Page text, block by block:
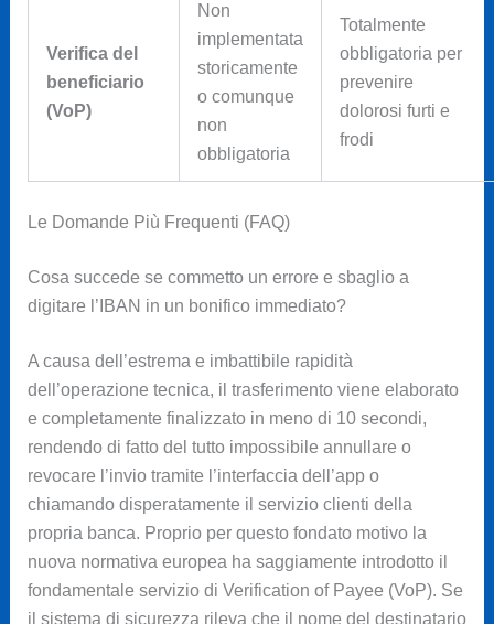
Verifica del
beneficiario
(VoP)
Non
implementata
storicamente
o comunque
non
obbligatoria
Totalmente
obbligatoria per
prevenire
dolorosi furti e
frodi
Le Domande Più Frequenti (FAQ)
Cosa succede se commetto un errore e sbaglio a
digitare l’IBAN in un bonifico immediato?
A causa dell’estrema e imbattibile rapidità
dell’operazione tecnica, il trasferimento viene elaborato
e completamente finalizzato in meno di 10 secondi,
rendendo di fatto del tutto impossibile annullare o
revocare l’invio tramite l’interfaccia dell’app o
chiamando disperatamente il servizio clienti della
propria banca. Proprio per questo fondato motivo la
nuova normativa europea ha saggiamente introdotto il
fondamentale servizio di Verification of Payee (VoP). Se
il sistema di sicurezza rileva che il nome del destinatario